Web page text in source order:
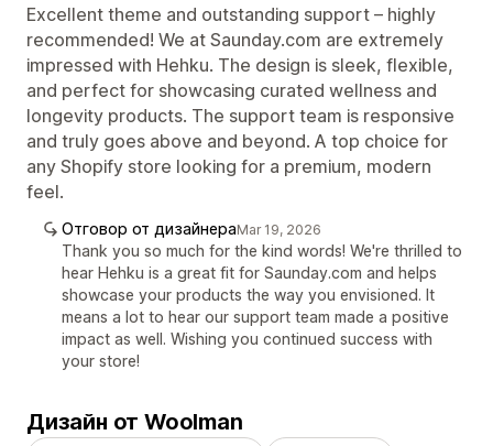
Excellent theme and outstanding support – highly
recommended! We at Saunday.com are extremely
impressed with Hehku. The design is sleek, flexible,
and perfect for showcasing curated wellness and
longevity products. The support team is responsive
and truly goes above and beyond. A top choice for
any Shopify store looking for a premium, modern
feel.
Отговор от дизайнераMar 19, 2026
Thank you so much for the kind words! We're thrilled to
hear Hehku is a great fit for Saunday.com and helps
showcase your products the way you envisioned. It
means a lot to hear our support team made a positive
impact as well. Wishing you continued success with
your store!
Дизайн от Woolman